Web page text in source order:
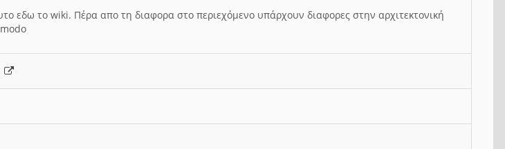
εδω το wiki. Πέρα απο τη διαφορα στο περιεχόμενο υπάρχουν διαφορες στην αρχιτεκτονική